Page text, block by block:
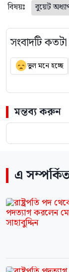
বিষয়ঃ বুয়েট
সংবাদটি
ভুল মনে হচ্ছে
মন্তব্য করুন
এ